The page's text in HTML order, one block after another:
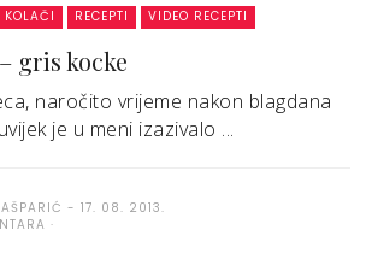
KOLAČI RECEPTI VIDEO RECEPTI
gris kocke
naročito vrijeme nakon blagdana
je u meni izazivalo ...
17. 08. 2013.